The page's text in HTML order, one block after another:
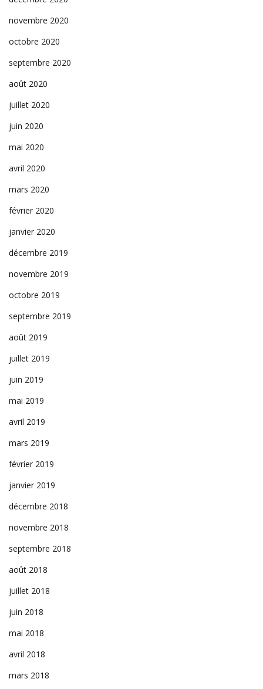
novembre 2020
octobre 2020
septembre 2020
août 2020
juillet 2020
juin 2020
mai 2020
avril 2020
mars 2020
février 2020
janvier 2020
décembre 2019
novembre 2019
octobre 2019
septembre 2019
août 2019
juillet 2019
juin 2019
mai 2019
avril 2019
mars 2019
février 2019
janvier 2019
décembre 2018
novembre 2018
septembre 2018
août 2018
juillet 2018
juin 2018
mai 2018
avril 2018
mars 2018